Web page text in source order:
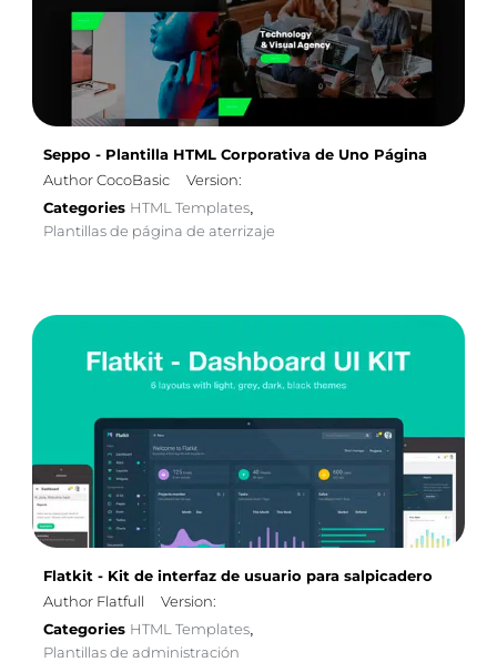
Seppo - Plantilla HTML Corporativa de Uno Página
Author CocoBasic
Version:
Categories HTML Templates
Plantillas de página de aterrizaje
Flatkit - Kit de interfaz de usuario para salpicadero
Author Flatfull
Version:
Categories HTML Templates
Plantillas de administración